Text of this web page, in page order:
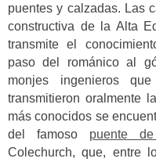
puentes y calzadas. Las
constructiva de la Alta
transmite el
paso del románico al
monjes ingenieros
transmitieron oralmente
más conocidos se
del famoso puente
Colechurch, que, entre